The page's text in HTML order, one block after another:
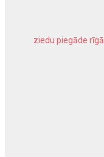
ziedu piegāde rīgā